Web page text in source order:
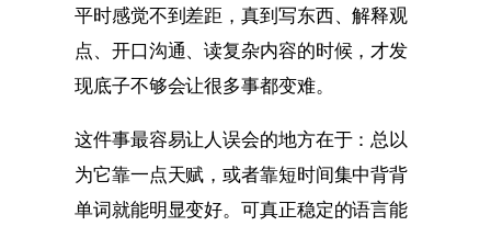
平时感觉不到差距，真到写东西、解释观
点、开口沟通、读复杂内容的时候，才发
现底子不够会让很多事都变难。
这件事最容易让人误会的地方在于：总以
为它靠一点天赋，或者靠短时间集中背背
单词就能明显变好。可真正稳定的语言能